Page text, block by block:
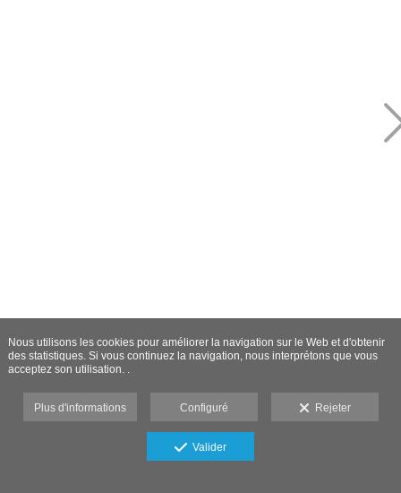
Nous utilisons les cookies pour améliorer la navigation sur le Web et d'obtenir
des statistiques. Si vous continuez la navigation, nous interprétons que vous
acceptez son utilisation. .
Plus d'informations Configuré Rejeter
Valider